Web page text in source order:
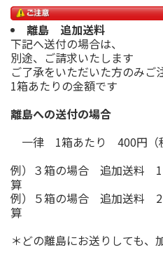
離島 追加送料
下記へ送付の場合は、
別途、ご請求いたします
ご了承をいただいた方のみご
1箱あたりの金額です
離島への送付の場合
一律 1箱あたり 400円（
例）３箱の場合 追加送料
算
例）５箱の場合 追加送料
算
＊どの離島にお送りしても、